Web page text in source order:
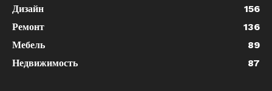
Дизайн
156
Ремонт
136
Мебель
89
Недвижимость
87